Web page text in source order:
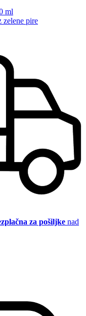
ml
zelene pire
za pošiljke nad